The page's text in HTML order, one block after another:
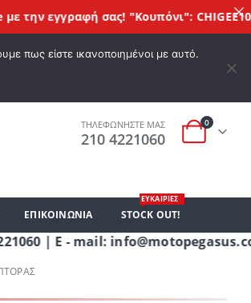
ΜΟΥ ΚΑΛΆΘΙ ΑΓΟΡΏΝ ΣΎΝΔΕΣΗ
ΤΗΛΕΦΩΝΗΣΤΕ ΜΑΣ
210 4221060
0
ΕΠΙΚΟΙΝΩΝΊΑ STOCK OUT!
ΕΥΚΑΙΡΙΕΣ
info@motopegasus.com |
εγγραφή σας! "Kουπόνι": CHIGEE10
πως είστε ικανοποιημένοι με αυτό.